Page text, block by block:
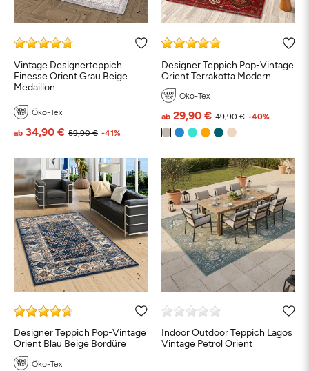
Vintage Designerteppich
Finesse Orient Grau Beige
Medaillon
Öko-Tex
59,90 €
ab 34,90 € -41%
Designer Teppich Pop-Vintage
Orient Terrakotta Modern
Öko-Tex
49,90 €
ab 29,90 € -40%
Designer Teppich Pop-Vintage
Orient Blau Beige Bordüre
Öko-Tex
Indoor Outdoor Teppich Lagos
Vintage Petrol Orient